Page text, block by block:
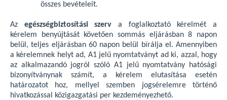
összes bevételeit.
Az egészségbiztosítási szerv a foglalkoztató kérelmét a
kérelem benyújtását követően sommás eljárásban 8 napon
belül, teljes eljárásban 60 napon belül bírálja el. Amennyiben
a kérelemnek helyt ad, A1 jelű nyomtatványt ad ki, azzal, hogy
az alkalmazandó jogról szóló A1 jelű nyomtatvány hatósági
bizonyítványnak számít, a kérelem elutasítása esetén
határozatot hoz, mellyel szemben jogsérelemre történő
hivatkozással közigazgatási per kezdeményezhető.